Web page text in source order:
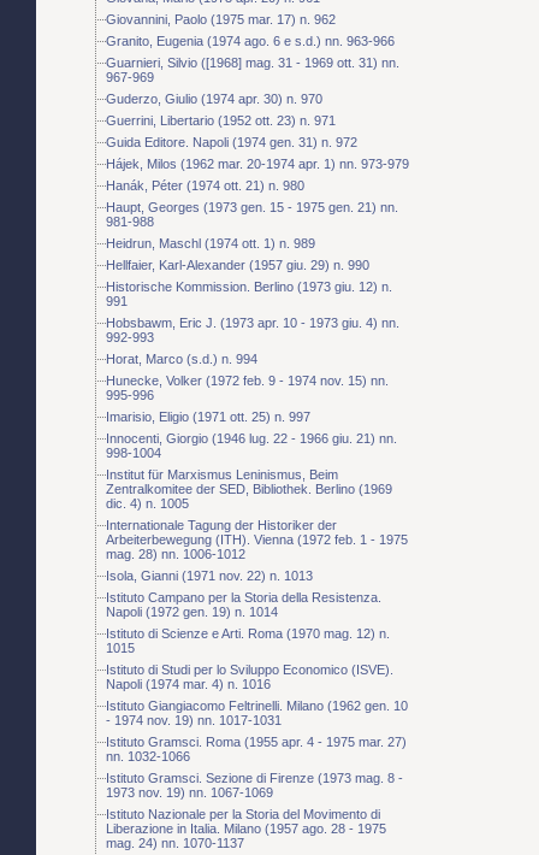
Giovannini, Paolo (1975 mar. 17) n. 962
Granito, Eugenia (1974 ago. 6 e s.d.) nn. 963-966
Guarnieri, Silvio ([1968] mag. 31 - 1969 ott. 31) nn.
967-969
Guderzo, Giulio (1974 apr. 30) n. 970
Guerrini, Libertario (1952 ott. 23) n. 971
Guida Editore. Napoli (1974 gen. 31) n. 972
Hájek, Milos (1962 mar. 20-1974 apr. 1) nn. 973-979
Hanák, Péter (1974 ott. 21) n. 980
Haupt, Georges (1973 gen. 15 - 1975 gen. 21) nn.
981-988
Heidrun, Maschl (1974 ott. 1) n. 989
Hellfaier, Karl-Alexander (1957 giu. 29) n. 990
Historische Kommission. Berlino (1973 giu. 12) n.
991
Hobsbawm, Eric J. (1973 apr. 10 - 1973 giu. 4) nn.
992-993
Horat, Marco (s.d.) n. 994
Hunecke, Volker (1972 feb. 9 - 1974 nov. 15) nn.
995-996
Imarisio, Eligio (1971 ott. 25) n. 997
Innocenti, Giorgio (1946 lug. 22 - 1966 giu. 21) nn.
998-1004
Institut für Marxismus Leninismus, Beim
Zentralkomitee der SED, Bibliothek. Berlino (1969
dic. 4) n. 1005
Internationale Tagung der Historiker der
Arbeiterbewegung (ITH). Vienna (1972 feb. 1 - 1975
mag. 28) nn. 1006-1012
Isola, Gianni (1971 nov. 22) n. 1013
Istituto Campano per la Storia della Resistenza.
Napoli (1972 gen. 19) n. 1014
Istituto di Scienze e Arti. Roma (1970 mag. 12) n.
1015
Istituto di Studi per lo Sviluppo Economico (ISVE).
Napoli (1974 mar. 4) n. 1016
Istituto Giangiacomo Feltrinelli. Milano (1962 gen. 10
- 1974 nov. 19) nn. 1017-1031
Istituto Gramsci. Roma (1955 apr. 4 - 1975 mar. 27)
nn. 1032-1066
Istituto Gramsci. Sezione di Firenze (1973 mag. 8 -
1973 nov. 19) nn. 1067-1069
Istituto Nazionale per la Storia del Movimento di
Liberazione in Italia. Milano (1957 ago. 28 - 1975
mag. 24) nn. 1070-1137